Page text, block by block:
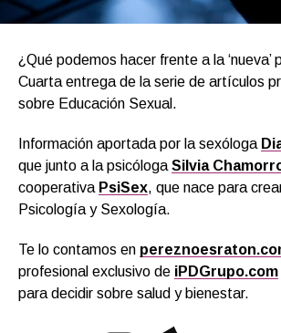
¿Qué podemos hacer frente a la ‘nueva’
Cuarta entrega de la serie de artículos
sobre Educación Sexual.
Información aportada por la sexóloga
que junto a la psicóloga Silvia
cooperativa PsiSex, que nace para
Psicología y Sexología.
Te lo contamos en
profesional exclusivo de iPDGrupo.com
para decidir sobre salud y bienestar.